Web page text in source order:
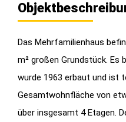
Das Mehrfamilienhaus
m² großen Grundstück. Es
wurde 1963 erbaut und ist
Gesamtwohnfläche von
über insgesamt 4 Etagen.